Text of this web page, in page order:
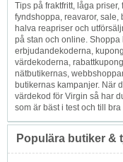
Tips på fraktfritt, låga priser,
fyndshoppa, reavaror, sale,
halva reapriser och
på stan och online.
erbjudandekoderna,
värdekoderna,
nätbutikernas,
butikernas kampanjer. När
värdekod för Virgin så har
som är bäst i test och till bra
Populära butiker &